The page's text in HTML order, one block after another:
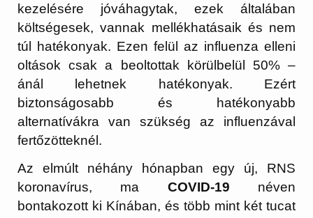
kezelésére jóváhagytak, ezek általában
költségesek, vannak mellékhatásaik és nem
túl hatékonyak. Ezen felül az influenza elleni
oltások csak a beoltottak körülbelül 50% –
ánál lehetnek hatékonyak. Ezért
biztonságosabb és hatékonyabb
alternatívákra van szükség az influenzával
fertőzötteknél.
Az elmúlt néhány hónapban egy új, RNS
koronavírus, ma COVID-19 néven
bontakozott ki Kínában, és több mint két tucat